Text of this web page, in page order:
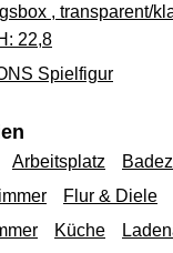
, transparent/
22,8
Spielfigur
Arbeitsplatz
Flur & Diele
Küche